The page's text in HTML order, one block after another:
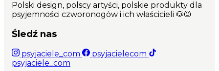
Polski design, polscy artyści, polskie produkty dla
psyjemności czworonogów i ich właścicieli 🐶🐱
Śledź nas
psyjaciele_com
psyjacielecom
psyjaciele_com